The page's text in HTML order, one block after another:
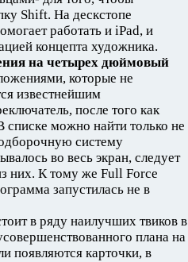
Shift. На дескстопе
работать и iPad, и
концепта художника.
на четырех дюймовый
которые не
известнейшим
после того как
списке можно найти только не
систему
во весь экран, следует
них. К тому же Full Force
запустилась не в
в ряду наилучших твиков в
плана на
появляются карточки, в